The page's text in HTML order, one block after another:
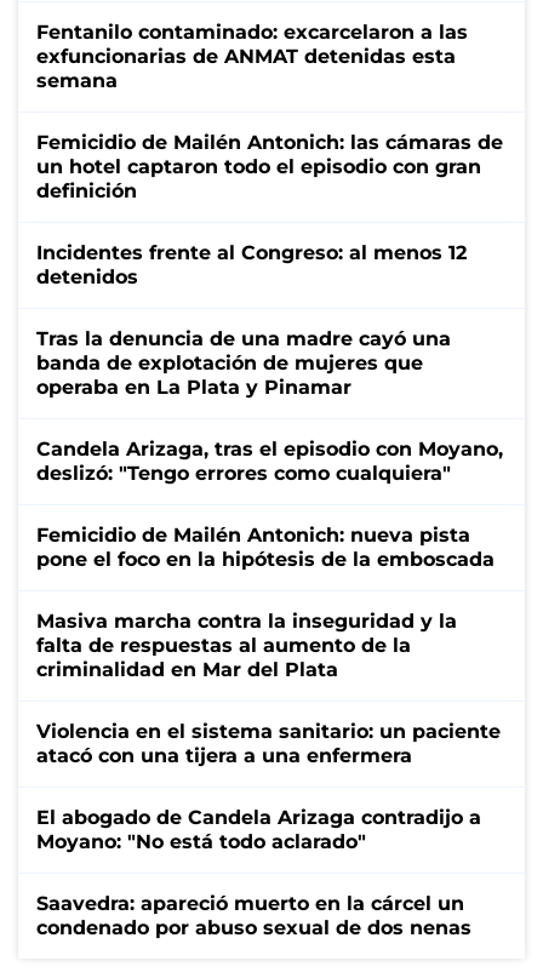
Fentanilo contaminado: excarcelaron a las
exfuncionarias de ANMAT detenidas esta
semana
Femicidio de Mailén Antonich: las cámaras de
un hotel captaron todo el episodio con gran
definición
Incidentes frente al Congreso: al menos 12
detenidos
Tras la denuncia de una madre cayó una
banda de explotación de mujeres que
operaba en La Plata y Pinamar
Candela Arizaga, tras el episodio con Moyano,
deslizó: "Tengo errores como cualquiera"
Femicidio de Mailén Antonich: nueva pista
pone el foco en la hipótesis de la emboscada
Masiva marcha contra la inseguridad y la
falta de respuestas al aumento de la
criminalidad en Mar del Plata
Violencia en el sistema sanitario: un paciente
atacó con una tijera a una enfermera
El abogado de Candela Arizaga contradijo a
Moyano: "No está todo aclarado"
Saavedra: apareció muerto en la cárcel un
condenado por abuso sexual de dos nenas